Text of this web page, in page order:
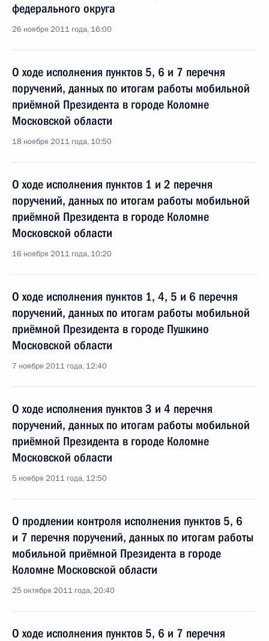
федерального округа
26 ноября 2011 года, 16:00
О ходе исполнения пунктов 5, 6 и 7 перечня
поручений, данных по итогам работы мобильной
приёмной Президента в городе Коломне
Московской области
18 ноября 2011 года, 10:50
О ходе исполнения пунктов 1 и 2 перечня
поручений, данных по итогам работы мобильной
приёмной Президента в городе Коломне
Московской области
16 ноября 2011 года, 10:20
О ходе исполнения пунктов 1, 4, 5 и 6 перечня
поручений, данных по итогам работы мобильной
приёмной Президента в городе Пушкино
Московской области
7 ноября 2011 года, 12:40
О ходе исполнения пунктов 3 и 4 перечня
поручений, данных по итогам работы мобильной
приёмной Президента в городе Коломне
Московской области
5 ноября 2011 года, 12:50
О продлении контроля исполнения пунктов 5, 6
и 7 перечня поручений, данных по итогам работы
мобильной приёмной Президента в городе
Коломне Московской области
25 октября 2011 года, 20:40
О ходе исполнения пунктов 5, 6 и 7 перечня